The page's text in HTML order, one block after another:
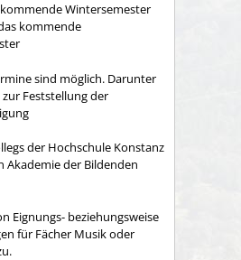
kommende Wintersemester
kommende
sind möglich. Darunter
Feststellung der
der Hochschule Konstanz
Akademie der Bildenden
Eignungs- beziehungsweise
für Fächer Musik oder